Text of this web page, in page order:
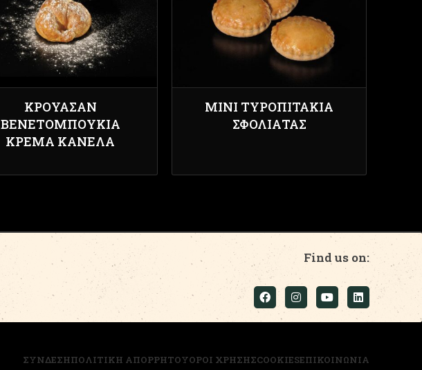
ΚΡΟΥΑΣΆΝ
ΒΕΝΕΤΟΜΠΟΥΚΙΆ
ΚΡΈΜΑ ΚΑΝΈΛΑ
ΜΊΝΙ ΤΥΡΟΠΙΤΆΚΙΑ
ΣΦΟΛΙΆΤΑΣ
Find us on:
ΣΥΝΔΕΣΗΠΟΛΙΤΙΚΗ ΑΠΟΡΡΗΤΟΥΟΡΟΙ ΧΡΗΣΗΣCOOKIESΕΠΙΚΟΙΝΩΝΙΑ